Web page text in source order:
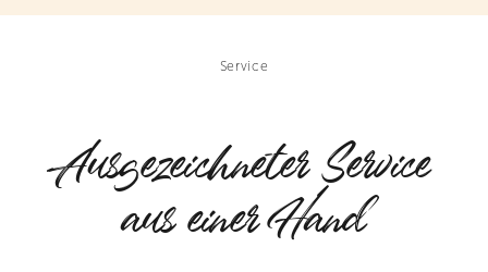
Service
Ausgezeichneter Service
aus einer Hand